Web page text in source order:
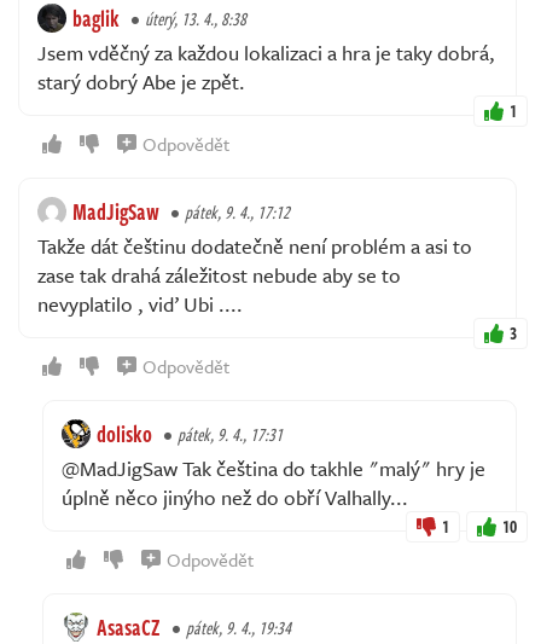
baglik úterý, 13. 4., 8:38
Jsem vděčný za každou lokalizaci a hra je taky dobrá,
starý dobrý Abe je zpět.
1
Odpovědět
MadJigSaw pátek, 9. 4., 17:12
Takže dát češtinu dodatečně není problém a asi to
zase tak drahá záležitost nebude aby se to
nevyplatilo , viď Ubi ....
3
Odpovědět
dolisko pátek, 9. 4., 17:31
@MadJigSaw Tak čeština do takhle "malý" hry je
úplně něco jinýho než do obří Valhally...
1 10
Odpovědět
AsasaCZ pátek, 9. 4., 19:34